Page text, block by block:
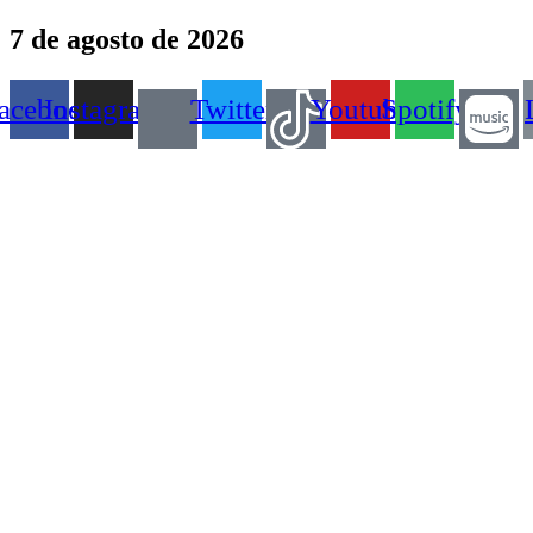
Ir
para
o
conteúdo
7 de agosto de 2026
Instagram Twitter YoutubeSpotify